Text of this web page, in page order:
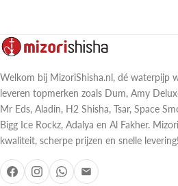
Welkom bij MizoriShisha.nl, dé waterpijp
leveren topmerken zoals Dum, Amy
Mr Eds, Aladin, H2 Shisha, Tsar, Space
Bigg Ice Rockz, Adalya en Al Fakher.
kwaliteit, scherpe prijzen en snelle levering!